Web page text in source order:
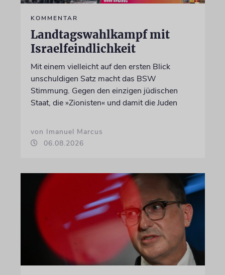
KOMMENTAR
Landtagswahlkampf mit
Israelfeindlichkeit
Mit einem vielleicht auf den ersten Blick
unschuldigen Satz macht das BSW
Stimmung. Gegen den einzigen jüdischen
Staat, die »Zionisten« und damit die Juden
von Imanuel Marcus
06.08.2026